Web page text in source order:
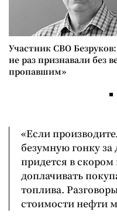
Участник СВО
не раз признавали без
пропавшим»
«Если
безумную гонку
придется в скором
доплачивать
топлива.
стоимости нефти